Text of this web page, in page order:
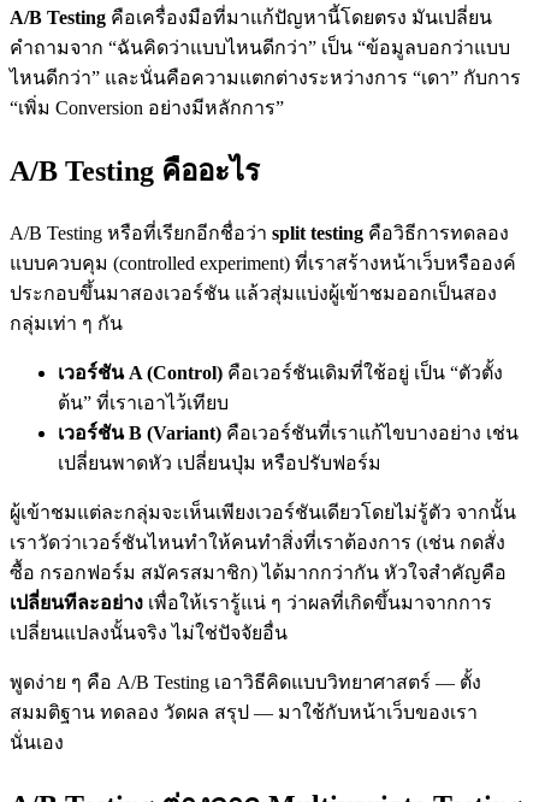
A/B Testing คือเครื่องมือที่มาแก้ปัญหานี้โดยตรง มันเปลี่ยน
คำถามจาก “ฉันคิดว่าแบบไหนดีกว่า” เป็น “ข้อมูลบอกว่าแบบ
ไหนดีกว่า” และนั่นคือความแตกต่างระหว่างการ “เดา” กับการ
“เพิ่ม Conversion อย่างมีหลักการ”
A/B Testing คืออะไร
A/B Testing หรือที่เรียกอีกชื่อว่า split testing คือวิธีการทดลอง
แบบควบคุม (controlled experiment) ที่เราสร้างหน้าเว็บหรือองค์
ประกอบขึ้นมาสองเวอร์ชัน แล้วสุ่มแบ่งผู้เข้าชมออกเป็นสอง
กลุ่มเท่า ๆ กัน
เวอร์ชัน A (Control) คือเวอร์ชันเดิมที่ใช้อยู่ เป็น “ตัวตั้ง
ต้น” ที่เราเอาไว้เทียบ
เวอร์ชัน B (Variant) คือเวอร์ชันที่เราแก้ไขบางอย่าง เช่น
เปลี่ยนพาดหัว เปลี่ยนปุ่ม หรือปรับฟอร์ม
ผู้เข้าชมแต่ละกลุ่มจะเห็นเพียงเวอร์ชันเดียวโดยไม่รู้ตัว จากนั้น
เราวัดว่าเวอร์ชันไหนทำให้คนทำสิ่งที่เราต้องการ (เช่น กดสั่ง
ซื้อ กรอกฟอร์ม สมัครสมาชิก) ได้มากกว่ากัน หัวใจสำคัญคือ
เปลี่ยนทีละอย่าง เพื่อให้เรารู้แน่ ๆ ว่าผลที่เกิดขึ้นมาจากการ
เปลี่ยนแปลงนั้นจริง ไม่ใช่ปัจจัยอื่น
พูดง่าย ๆ คือ A/B Testing เอาวิธีคิดแบบวิทยาศาสตร์ — ตั้ง
สมมติฐาน ทดลอง วัดผล สรุป — มาใช้กับหน้าเว็บของเรา
นั่นเอง